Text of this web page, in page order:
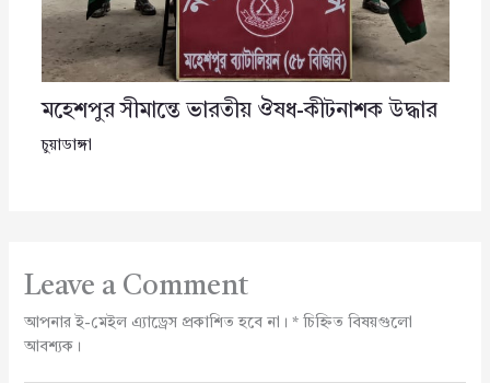
মহেশপুর সীমান্তে ভারতীয় ঔষধ-কীটনাশক উদ্ধার
চুয়াডাঙ্গা
Leave a Comment
আপনার ই-মেইল এ্যাড্রেস প্রকাশিত হবে না। *চিহ্নিত বিষয়গুলো
আবশ্যক।